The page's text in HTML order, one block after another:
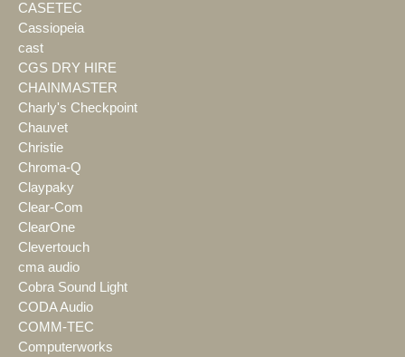
CASETEC
Cassiopeia
cast
CGS DRY HIRE
CHAINMASTER
Charly's Checkpoint
Chauvet
Christie
Chroma-Q
Claypaky
Clear-Com
ClearOne
Clevertouch
cma audio
Cobra Sound Light
CODA Audio
COMM-TEC
Computerworks